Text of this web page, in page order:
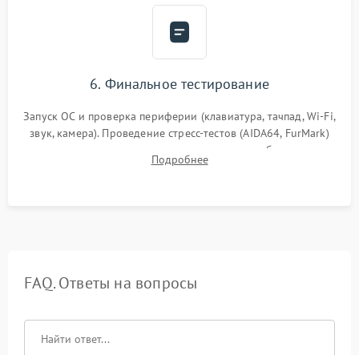
6. Финальное тестирование
Запуск ОС и проверка периферии (клавиатура, тачпад, Wi-Fi,
звук, камера). Проведение стресс-тестов (AIDA64, FurMark)
для контроля температурного режима и стабильности
системы под пиковой нагрузкой.
Подробнее
FAQ. Ответы на вопросы